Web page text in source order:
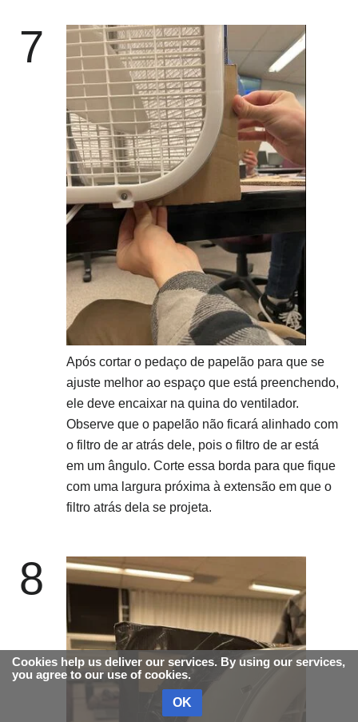
7
Após cortar o pedaço de papelão para que se
ajuste melhor ao espaço que está preenchendo,
ele deve encaixar na quina do ventilador.
Observe que o papelão não ficará alinhado com
o filtro de ar atrás dele, pois o filtro de ar está
em um ângulo. Corte essa borda para que fique
com uma largura próxima à extensão em que o
filtro atrás dela se projeta.
8
Cookies help us deliver our services. By using our services,
you agree to our use of cookies.
OK